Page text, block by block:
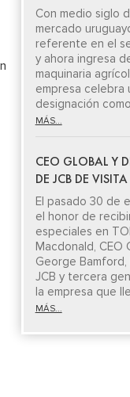
Con medio siglo
mercado
referente en el
y ahora ingresa
maquinaria
empresa celebra
designación
MÁS...
CEO GLOBAL Y
DE JCB DE
El pasado 30 de
el honor de
especiales en
Macdonald, CEO
George
JCB y tercera
la empresa que
MÁS...